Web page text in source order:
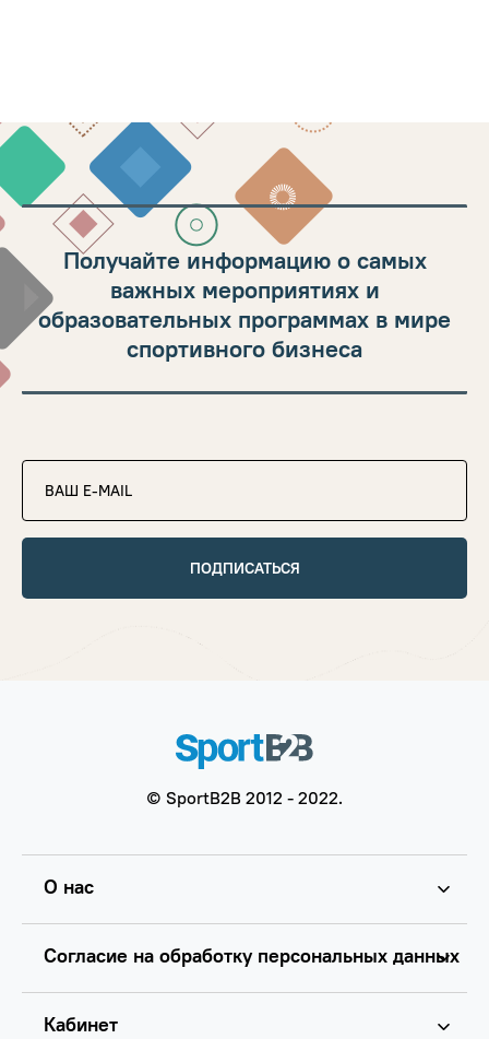
Получайте информацию о самых
важных мероприятиях и
образовательных программах в мире
спортивного бизнеса
ПОДПИСАТЬСЯ
© SportB2B 2012 - 2022.
О нас
Согласие на обработку персональных данных
Кабинет